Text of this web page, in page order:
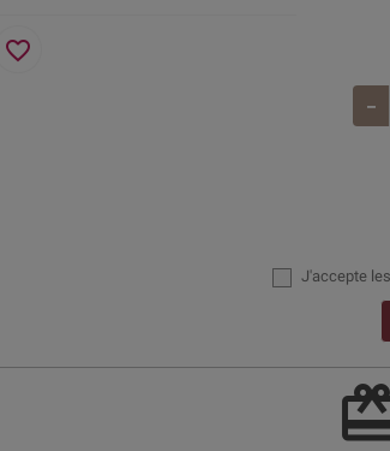
favorite_border
J'accepte